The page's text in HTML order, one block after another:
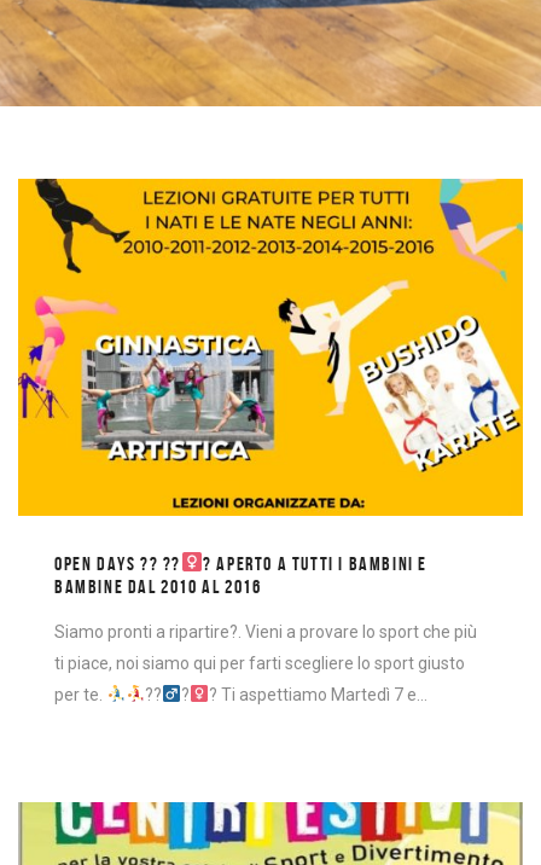
OPEN DAYS ?? ??‍
? APERTO A TUTTI I BAMBINI E
BAMBINE DAL 2010 AL 2016
Siamo pronti a ripartire?. Vieni a provare lo sport che più
ti piace, noi siamo qui per farti scegliere lo sport giusto
per te.
??‍ ?‍ ? Ti aspettiamo Martedì 7 e…